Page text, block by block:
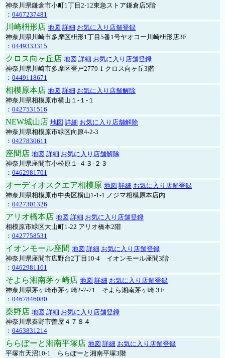
神奈川県鎌倉市小町1丁目2-12東急ストア鎌倉店5階
： 0467237481
川崎枡形店 地図 詳細 お気に入り店舗登録
神奈川県川崎市多摩区枡形1丁目5番1号ヤオコー川崎枡形店3F
： 0449333315
クロス向ヶ丘店 地図 詳細 お気に入り店舗登録
神奈川県川崎市多摩区登戸2779-1 クロス向ヶ丘3階
： 0449118671
相模原本店 地図 詳細 お気に入り店舗解除
神奈川県相模原市横山１-１-１
： 0427531516
NEW城山店 地図 詳細 お気に入り店舗解除
神奈川県相模原市緑区向原4-2-3
： 0427830611
座間店 地図 詳細 お気に入り店舗解除
神奈川県座間市小松原１-４３-２３
： 0462981701
オーディオスクエア相模原 地図 詳細 お気に入り店舗登録
神奈川県相模原市中央区横山1-1-1 ノジマ相模原本店内
： 0427301326
アリオ橋本店 地図 詳細 お気に入り店舗登録
相模原市緑区大山町1-22 アリオ橋本2階
： 0427758531
イオンモール座間 地図 詳細 お気に入り店舗登録
神奈川県座間市広野台2丁目10-4 イオンモール座間3階
： 0462981161
そよら湘南茅ヶ崎店 地図 詳細 お気に入り店舗登録
神奈川県茅ヶ崎市茅ヶ崎2‐7‐71 そよら湘南茅ヶ崎３F
： 0467846080
秦野店 地図 詳細 お気に入り店舗登録
神奈川県秦野市曽屋４７８４
： 0463831214
ららぽーと湘南平塚店 地図 詳細 お気に入り店舗登録
平塚市天沼10-1 ららぽーと湘南平塚3階